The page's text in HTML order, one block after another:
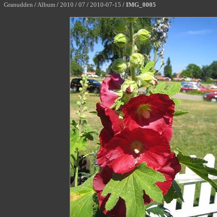
Granudden /Album / 2010 / 07 / 2010-07-15 / IMG_0005